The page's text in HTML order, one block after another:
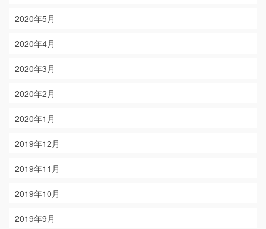
2020年5月
2020年4月
2020年3月
2020年2月
2020年1月
2019年12月
2019年11月
2019年10月
2019年9月